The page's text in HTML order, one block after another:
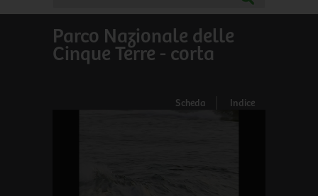
Parco Nazionale delle
Cinque Terre - corta
Scheda Indice